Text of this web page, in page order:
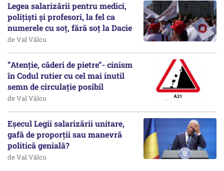
Legea salarizării pentru medici,
polițiști și profesori, la fel ca
numerele cu soț, fără soț la Dacie
de Val Vâlcu
”Atenție, căderi de pietre”- cinism
în Codul rutier cu cel mai inutil
semn de circulație posibil
de Val Vâlcu
Eșecul Legii salarizării unitare,
gafă de proporții sau manevră
politică genială?
de Val Vâlcu